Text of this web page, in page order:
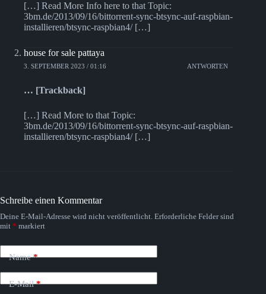
[…] Read More Info here to that Topic:
3bm.de/2013/09/16/bittorrent-sync-btsync-auf-raspbian-
installieren/btsync-raspbian4/ […]
house for sale pattaya
3. SEPTEMBER 2023 / 01:16 ANTWORTEN
… [Trackback]
[…] Read More to that Topic:
3bm.de/2013/09/16/bittorrent-sync-btsync-auf-raspbian-
installieren/btsync-raspbian4/ […]
Schreibe einen Kommentar
Deine E-Mail-Adresse wird nicht veröffentlicht. Erforderliche Felder sind
mit * markiert
Name*
E-Mail*